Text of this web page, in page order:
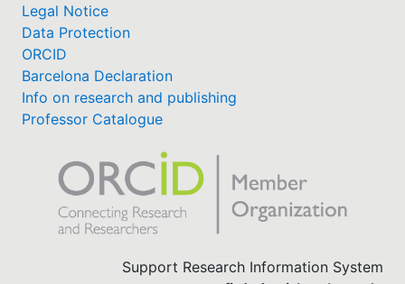
Legal Notice
Data Protection
ORCID
Barcelona Declaration
Info on research and publishing
Professor Catalogue
Support Research Information System